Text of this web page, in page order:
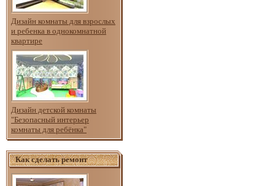
Дизайн комнаты для взрослых
и ребенка в однокомнатной
квартире
Дизайн детской комнаты
"Безопасный интерьер
комнаты для ребёнка"
Как сделать ремонт